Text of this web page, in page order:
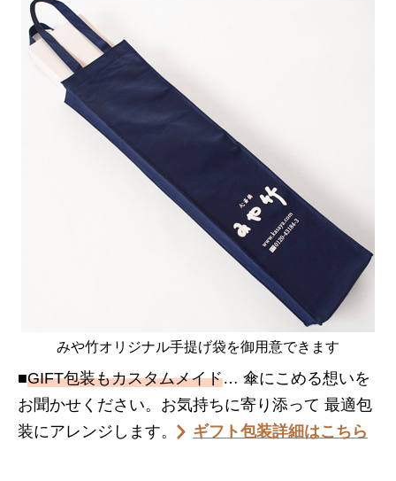
みや竹オリジナル手提げ袋を御用意できます
■GIFT包装もカスタムメイド… 傘にこめる想いを
お聞かせください。お気持ちに寄り添って 最適包
装にアレンジします。
ギフト包装詳細はこちら